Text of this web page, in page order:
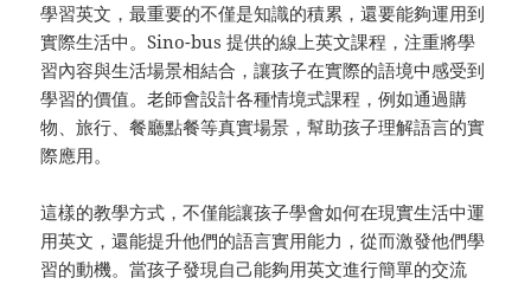
學習英文，最重要的不僅是知識的積累，還要能夠運用到
實際生活中。Sino-bus 提供的線上英文課程，注重將學
習內容與生活場景相結合，讓孩子在實際的語境中感受到
學習的價值。老師會設計各種情境式課程，例如通過購
物、旅行、餐廳點餐等真實場景，幫助孩子理解語言的實
際應用。
這樣的教學方式，不僅能讓孩子學會如何在現實生活中運
用英文，還能提升他們的語言實用能力，從而激發他們學
習的動機。當孩子發現自己能夠用英文進行簡單的交流